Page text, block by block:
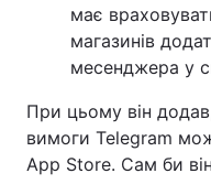
має
магазинів
месенджера у
При цьому він
вимоги Telegram
App Store. Сам би